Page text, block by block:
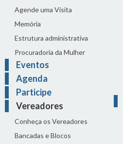
Agende uma Visita
Memória
Estrutura administrativa
Procuradoria da Mulher
Eventos
Agenda
Participe
Vereadores
Conheça os Vereadores
Bancadas e Blocos